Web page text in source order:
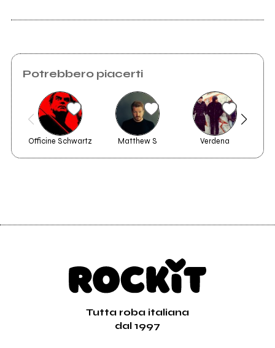
Invia messaggio
Potrebbero piacerti
Officine Schwartz Matthew S Verdena
Tutta roba italiana
dal 1997